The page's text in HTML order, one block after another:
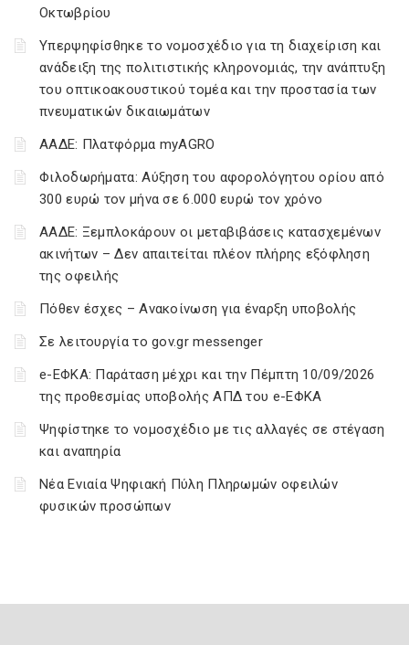
Οκτωβρίου
Υπερψηφίσθηκε το νομοσχέδιο για τη διαχείριση και
ανάδειξη της πολιτιστικής κληρονομιάς, την ανάπτυξη
του οπτικοακουστικού τομέα και την προστασία των
πνευματικών δικαιωμάτων
ΑΑΔΕ: Πλατφόρμα myAGRO
Φιλοδωρήματα: Αύξηση του αφορολόγητου ορίου από
300 ευρώ τον μήνα σε 6.000 ευρώ τον χρόνο
ΑΑΔΕ: Ξεμπλοκάρουν οι μεταβιβάσεις κατασχεμένων
ακινήτων – Δεν απαιτείται πλέον πλήρης εξόφληση
της οφειλής
Πόθεν έσχες – Ανακοίνωση για έναρξη υποβολής
Σε λειτουργία το gov.gr messenger
e-ΕΦΚΑ: Παράταση μέχρι και την Πέμπτη 10/09/2026
της προθεσμίας υποβολής ΑΠΔ του e-ΕΦΚΑ
Ψηφίστηκε το νομοσχέδιο με τις αλλαγές σε στέγαση
και αναπηρία
Νέα Ενιαία Ψηφιακή Πύλη Πληρωμών οφειλών
φυσικών προσώπων